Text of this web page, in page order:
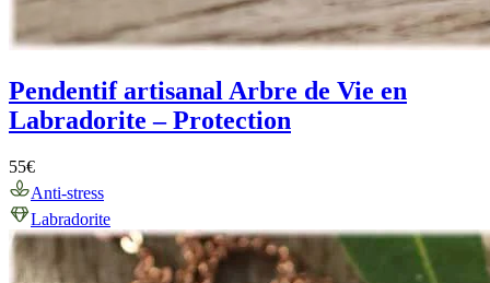
Pendentif artisanal Arbre de Vie en
Labradorite – Protection
55€
Anti-stress
Labradorite